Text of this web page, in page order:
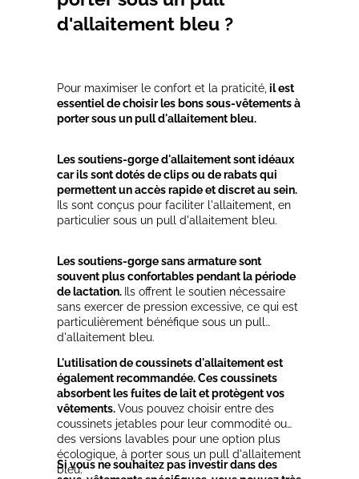
d'allaitement bleu ?
Pour maximiser le confort et la praticité, il est
essentiel de choisir les bons sous-vêtements à
porter sous un pull d'allaitement bleu.
Les soutiens-gorge d'allaitement sont idéaux
car ils sont dotés de clips ou de rabats qui
permettent un accès rapide et discret au sein.
Ils sont conçus pour faciliter l'allaitement, en
particulier sous un pull d'allaitement bleu.
Les soutiens-gorge sans armature sont
souvent plus confortables pendant la période
de lactation. Ils offrent le soutien nécessaire
sans exercer de pression excessive, ce qui est
particulièrement bénéfique sous un pull
d'allaitement bleu.
L'utilisation de coussinets d'allaitement est
également recommandée. Ces coussinets
absorbent les fuites de lait et protègent vos
vêtements.Vous pouvez choisir entre des
coussinets jetables pour leur commodité ou
des versions lavables pour une option plus
écologique, à porter sous un pull d'allaitement
bleu.
Si vous ne souhaitez pas investir dans des